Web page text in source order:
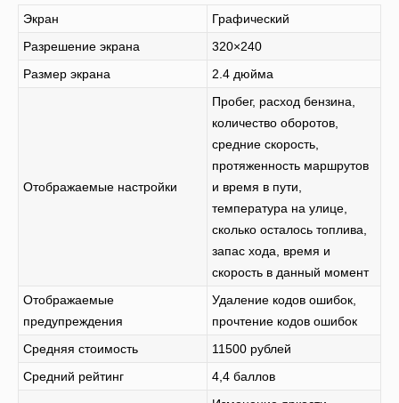
Экран
Графический
Разрешение экрана
320×240
Размер экрана
2.4 дюйма
Отображаемые настройки
Пробег, расход бензина,
количество оборотов,
средние скорость,
протяженность маршрутов
и время в пути,
температура на улице,
сколько осталось топлива,
запас хода, время и
скорость в данный момент
Отображаемые
предупреждения
Удаление кодов ошибок,
прочтение кодов ошибок
Средняя стоимость
11500 рублей
Средний рейтинг
4,4 баллов